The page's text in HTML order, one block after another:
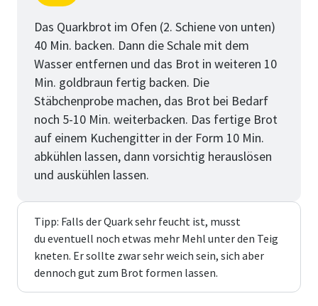
Schritt
von
Das Quarkbrot im Ofen (2. Schiene von unten)
40 Min. backen. Dann die Schale mit dem
Wasser entfernen und das Brot in weiteren 10
Min. goldbraun fertig backen. Die
Stäbchenprobe machen, das Brot bei Bedarf
noch 5-10 Min. weiterbacken. Das fertige Brot
auf einem Kuchengitter in der Form 10 Min.
abkühlen lassen, dann vorsichtig herauslösen
und auskühlen lassen.
Tipp: Falls der Quark sehr feucht ist, musst
du eventuell noch etwas mehr Mehl unter den Teig
kneten. Er sollte zwar sehr weich sein, sich aber
dennoch gut zum Brot formen lassen.